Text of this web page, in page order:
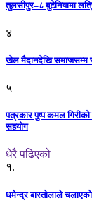
तुलसीपुर–८ बुटेनियामा
४
खेल मैदानदेखि समाजसम्म
५
पत्रकार पुष्प कमल गिरीको
सहयोग
धेरै पढिएको
१.
धमेन्द्र बास्तोलाले